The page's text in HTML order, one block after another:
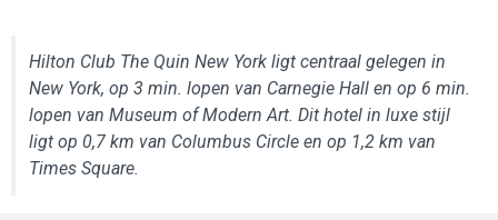
Hilton Club The Quin New York ligt centraal gelegen in
New York, op 3 min. lopen van Carnegie Hall en op 6 min.
lopen van Museum of Modern Art. Dit hotel in luxe stijl
ligt op 0,7 km van Columbus Circle en op 1,2 km van
Times Square.